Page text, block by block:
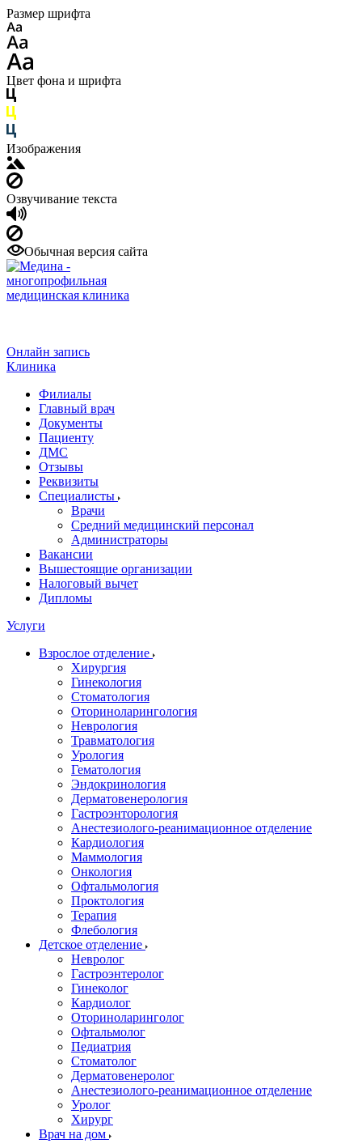
Размер шрифта
Цвет фона и шрифта
Изображения
Озвучивание текста
Обычная версия сайта
Многопрофильная
Онлайн запись
Клиника
Филиалы
Главный врач
Документы
Пациенту
ДМС
Отзывы
Реквизиты
Специалисты
Врачи
Средний медицинский персонал
Администраторы
Вакансии
Вышестоящие организации
Налоговый вычет
Дипломы
Услуги
Взрослое отделение
Хирургия
Гинекология
Стоматология
Оториноларингология
Неврология
Травматология
Урология
Гематология
Эндокринология
Дерматовенерология
Гастроэнторология
Анестезиолого-реанимационное отделение
Кардиология
Маммология
Онкология
Офтальмология
Проктология
Терапия
Флебология
Детское отделение
Невролог
Гастроэнтеролог
Гинеколог
Кардиолог
Оториноларинголог
Офтальмолог
Педиатрия
Стоматолог
Дерматовенеролог
Анестезиолого-реанимационное отделение
Уролог
Хирург
Врач на дом